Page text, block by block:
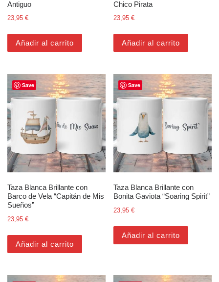
Antiguo
23,95 €
Añadir al carrito
Chico Pirata
23,95€
Añadir al carrito
Save
Taza Blanca Brillante con
Barco de Vela “Capitán de Mis
Sueños”
23,95 €
Añadir al carrito
Save
Taza Blanca Brillante con
Bonita Gaviota “Soaring Spirit”
23,95€
Añadir al carrito